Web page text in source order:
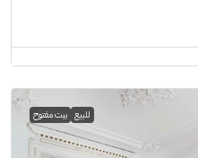
للبيع بيت مفتوح